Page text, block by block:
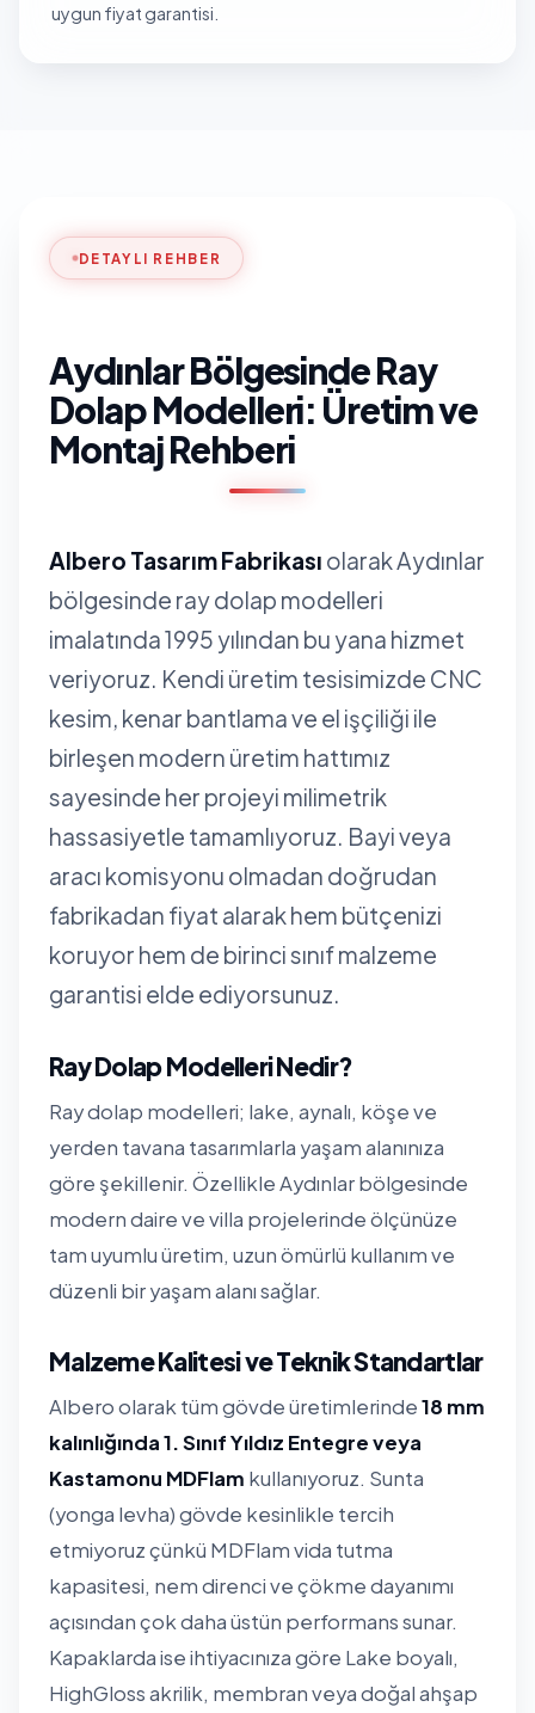
uygun fiyat garantisi.
DETAYLI REHBER
Aydınlar Bölgesinde Ray
Dolap Modelleri: Üretim ve
Montaj Rehberi
Albero Tasarım Fabrikası olarak Aydınlar
bölgesinde ray dolap modelleri
imalatında 1995 yılından bu yana hizmet
veriyoruz. Kendi üretim tesisimizde CNC
kesim, kenar bantlama ve el işçiliği ile
birleşen modern üretim hattımız
sayesinde her projeyi milimetrik
hassasiyetle tamamlıyoruz. Bayi veya
aracı komisyonu olmadan doğrudan
fabrikadan fiyat alarak hem bütçenizi
koruyor hem de birinci sınıf malzeme
garantisi elde ediyorsunuz.
Ray Dolap Modelleri Nedir?
Ray dolap modelleri; lake, aynalı, köşe ve
yerden tavana tasarımlarla yaşam alanınıza
göre şekillenir. Özellikle Aydınlar bölgesinde
modern daire ve villa projelerinde ölçünüze
tam uyumlu üretim, uzun ömürlü kullanım ve
düzenli bir yaşam alanı sağlar.
Malzeme Kalitesi ve Teknik Standartlar
Albero olarak tüm gövde üretimlerinde18 mm
kalınlığında 1. Sınıf Yıldız Entegre veya
Kastamonu MDFlam kullanıyoruz. Sunta
(yonga levha) gövde kesinlikle tercih
etmiyoruz çünkü MDFlam vida tutma
kapasitesi, nem direnci ve çökme dayanımı
açısından çok daha üstün performans sunar.
Kapaklarda ise ihtiyacınıza göre Lake boyalı,
HighGloss akrilik, membran veya doğal ahşap